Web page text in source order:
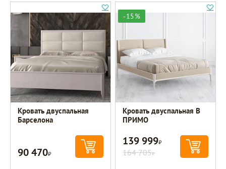
Кровать двуспальная
Барселона
90 470Р
-15%
Кровать двуспальная B
ПРИМО
139 999Р
164 705Р